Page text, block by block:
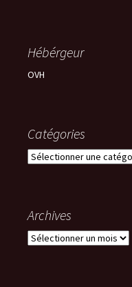
Hébérgeur
OVH
Catégories
Catégories
Archives
Archives